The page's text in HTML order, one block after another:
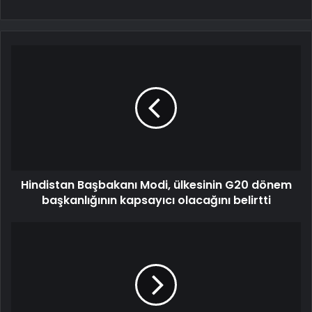
Hindistan Başbakanı Modi, ülkesinin G20 dönem
başkanlığının kapsayıcı olacağını belirtti